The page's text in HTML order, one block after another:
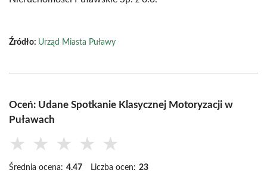
Źródło: Urząd Miasta Puławy
Oceń: Udane Spotkanie Klasycznej Motoryzacji w
Puławach
★ ★ ★ ★ ★
Średnia ocena: 4.47 Liczba ocen: 23